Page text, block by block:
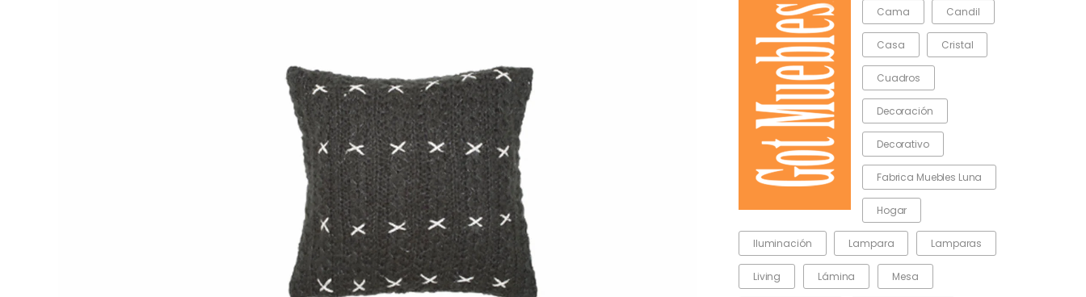
Cama Candil
Casa Cristal
Cuadros
Decoración
Decorativo
Fabrica Muebles Luna
Hogar
Iluminación Lampara Lamparas
Living Lámina Mesa